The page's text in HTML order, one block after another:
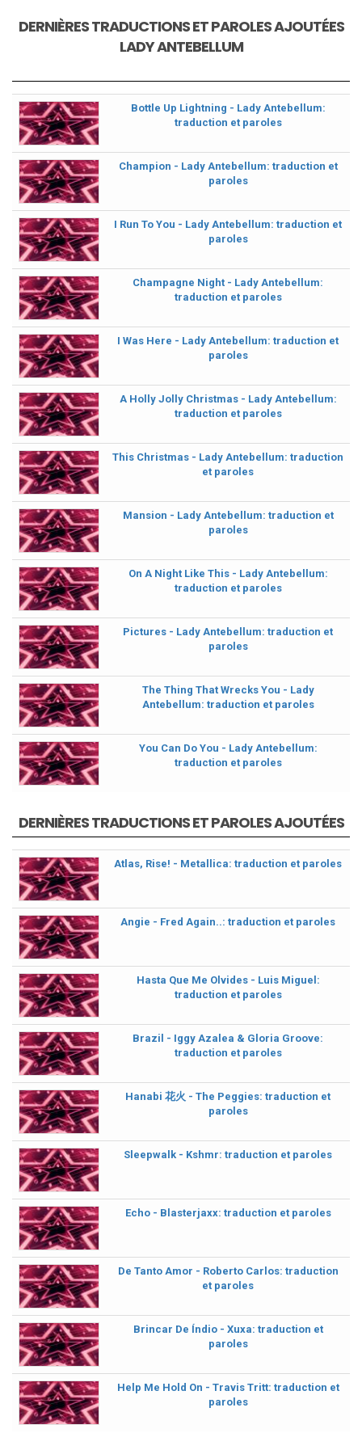
DERNIÈRES TRADUCTIONS ET PAROLES AJOUTÉES
LADY ANTEBELLUM
Bottle Up Lightning - Lady Antebellum:
traduction et paroles
Champion - Lady Antebellum: traduction et
paroles
I Run To You - Lady Antebellum: traduction et
paroles
Champagne Night - Lady Antebellum:
traduction et paroles
I Was Here - Lady Antebellum: traduction et
paroles
A Holly Jolly Christmas - Lady Antebellum:
traduction et paroles
This Christmas - Lady Antebellum: traduction
et paroles
Mansion - Lady Antebellum: traduction et
paroles
On A Night Like This - Lady Antebellum:
traduction et paroles
Pictures - Lady Antebellum: traduction et
paroles
The Thing That Wrecks You - Lady
Antebellum: traduction et paroles
You Can Do You - Lady Antebellum:
traduction et paroles
DERNIÈRES TRADUCTIONS ET PAROLES AJOUTÉES
Atlas, Rise! - Metallica: traduction et paroles
Angie - Fred Again..: traduction et paroles
Hasta Que Me Olvides - Luis Miguel:
traduction et paroles
Brazil - Iggy Azalea & Gloria Groove:
traduction et paroles
Hanabi 花火 - The Peggies: traduction et
paroles
Sleepwalk - Kshmr: traduction et paroles
Echo - Blasterjaxx: traduction et paroles
De Tanto Amor - Roberto Carlos: traduction
et paroles
Brincar De Índio - Xuxa: traduction et
paroles
Help Me Hold On - Travis Tritt: traduction et
paroles